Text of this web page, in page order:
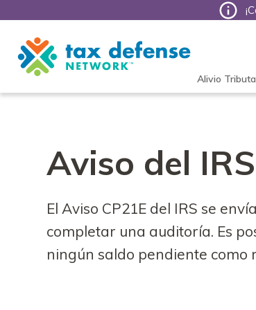
Tax
Defense
Network
Alivio
Aviso del
El Aviso CP21E del IRS se
completar una auditoría. Es
ningún saldo pendiente como